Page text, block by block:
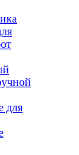
для